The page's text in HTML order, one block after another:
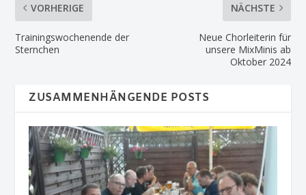
VORHERIGE
Trainingswochenende der
Sternchen
NÄCHSTE
Neue Chorleiterin für
unsere MixMinis ab
Oktober 2024
ZUSAMMENHÄNGENDE POSTS